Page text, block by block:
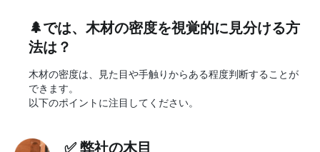
🌲では、木材の密度を視覚的に見分ける方
法は？
木材の密度は、見た目や手触りからある程度判断することが
できます。
以下のポイントに注目してください。
✅ 弊社の木目